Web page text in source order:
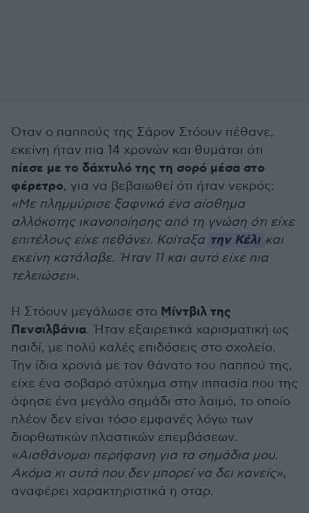
Όταν ο παππούς της Σάρον Στόουν πέθανε,
εκείνη ήταν πια 14 χρονών και θυμάται ότι
πίεσε με το δάχτυλό της τη σορό μέσα στο
φέρετρο, για να βεβαιωθεί ότι ήταν νεκρός:
«Με πλημμύρισε ξαφνικά ένα αίσθημα
αλλόκοτης ικανοποίησης από τη γνώση ότι είχε
επιτέλους είχε πεθάνει. Κοίταξα την Κέλι και
εκείνη κατάλαβε. Ήταν 11 και αυτό είχε πια
τελειώσει».
Η Στόουν μεγάλωσε στο Μίντβιλ της
Πενσιλβάνια. Ήταν εξαιρετικά χαρισματική ως
παιδί, με πολύ καλές επιδόσεις στο σχολείο.
Την ίδια χρονιά με τον θάνατο του παππού της,
είχε ένα σοβαρό ατύχημα στην ιππασία που της
άφησε ένα μεγάλο σημάδι στο λαιμό, το οποίο
πλέον δεν είναι τόσο εμφανές λόγω των
διορθωτικών πλαστικών επεμβάσεων.
«Αισθάνομαι περήφανη για τα σημάδια μου.
Ακόμα κι αυτά που δεν μπορεί να δει κανείς»,
αναφέρει χαρακτηριστικά η σταρ.